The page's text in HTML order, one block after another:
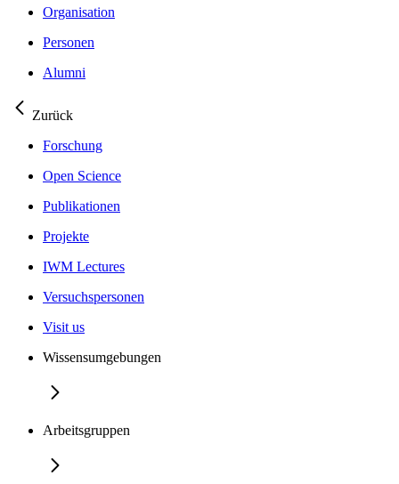
Organisation
Personen
Alumni
Zurück
Forschung
Open Science
Publikationen
Projekte
IWM Lectures
Versuchspersonen
Visit us
Wissensumgebungen
Arbeitsgruppen